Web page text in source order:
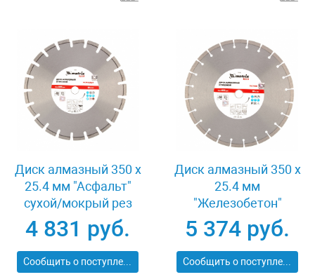
Диск алмазный 350 х
25.4 мм "Асфальт"
сухой/мокрый рез
Pro Matrix 731073
4 831 руб.
Сообщить о поступлении
Диск алмазный 350 х
25.4 мм
"Железобетон"
сухой/мокрый рез
Pro Matrix 731103
5 374 руб.
Сообщить о поступлении